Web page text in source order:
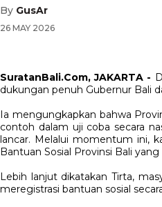
By GusAr
26 MAY 2026
SuratanBali.Com, JAKARTA -
dukungan penuh Gubernur Bali
Ia mengungkapkan bahwa
contoh dalam uji coba secara
lancar. Melalui momentum ini,
Bantuan Sosial Provinsi Bali
Lebih lanjut dikatakan Tirta,
meregistrasi bantuan sosial